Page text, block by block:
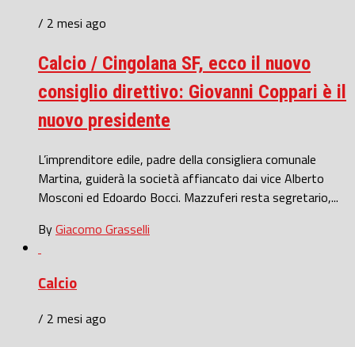
/ 2 mesi ago
Calcio / Cingolana SF, ecco il nuovo
consiglio direttivo: Giovanni Coppari è il
nuovo presidente
L’imprenditore edile, padre della consigliera comunale
Martina, guiderà la società affiancato dai vice Alberto
Mosconi ed Edoardo Bocci. Mazzuferi resta segretario,...
ByGiacomo Grasselli
Calcio
/ 2 mesi ago